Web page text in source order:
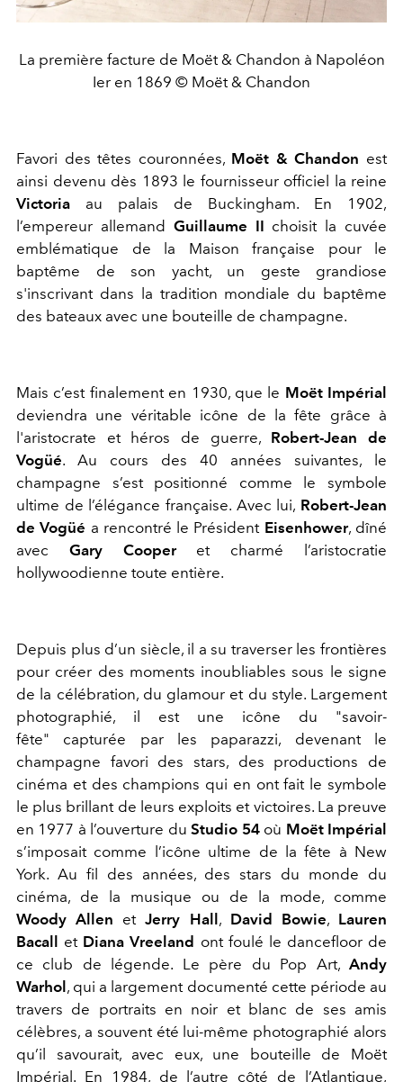
La première facture de Moët & Chandon à Napoléon
Ier en 1869 © Moët & Chandon
Favori des têtes couronnées, Moët & Chandon est
ainsi devenu dès 1893 le fournisseur officiel la reine
Victoria au palais de Buckingham. En 1902,
l’empereur allemand Guillaume II choisit la cuvée
emblématique de la Maison française pour le
baptême de son yacht, un geste grandiose
s'inscrivant dans la tradition mondiale du baptême
des bateaux avec une bouteille de champagne.
Mais c’est finalement en 1930, que le Moët Impérial
deviendra une véritable icône de la fête grâce à
l'aristocrate et héros de guerre, Robert-Jean de
Vogüé. Au cours des 40 années suivantes, le
champagne s’est positionné comme le symbole
ultime de l’élégance française. Avec lui, Robert-Jean
de Vogüé a rencontré le Président Eisenhower, dîné
avec Gary Cooperet charmé l’aristocratie
hollywoodienne toute entière.
Depuis plus d’un siècle, il a su traverser les frontières
pour créer des moments inoubliables sous le signe
de la célébration, du glamour et du style. Largement
photographié, il est une icône du "savoir-
fête" capturée par les paparazzi, devenant le
champagne favori des stars, des productions de
cinéma et des champions qui en ont fait le symbole
le plus brillant de leurs exploits et victoires. La preuve
en 1977 à l’ouverture duStudio 54où Moët Impérial
s’imposait comme l’icône ultime de la fête à New
York. Au fil des années, des stars du monde du
cinéma, de la musique ou de la mode, comme
Woody Allen etJerry Hall , David Bowie, Lauren
Bacall
et Diana Vreeland ont foulé le dancefloor de
ce club de légende. Le père du Pop Art, Andy
Warhol , qui a largement documenté cette période au
travers de portraits en noir et blanc de ses amis
célèbres, a souvent été lui-même photographié alors
qu’il savourait, avec eux, une bouteille de Moët
Impérial. En 1984, de l’autre côté de l’Atlantique,